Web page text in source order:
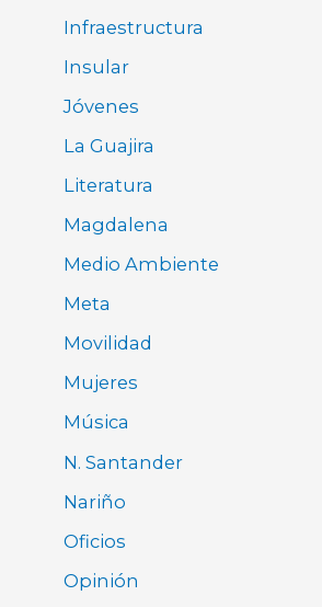
Infraestructura
Insular
Jóvenes
La Guajira
Literatura
Magdalena
Medio Ambiente
Meta
Movilidad
Mujeres
Música
N. Santander
Nariño
Oficios
Opinión